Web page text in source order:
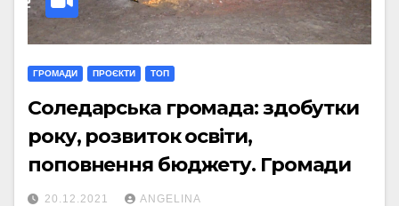
ГРОМАДИ ПРОЄКТИ ТОП
Соледарська громада: здобутки
року, розвиток освіти,
поповнення бюджету. Громади
20.12.2021 ANGELINA